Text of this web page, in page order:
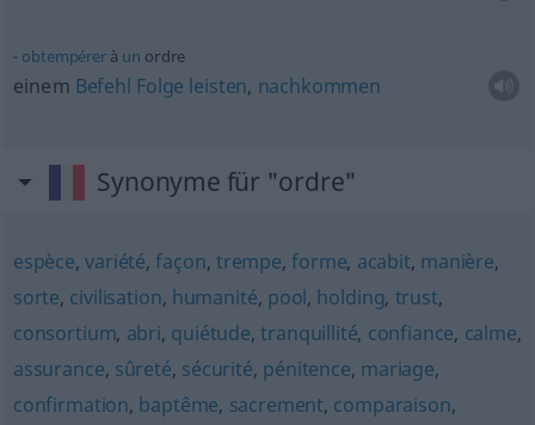
obtempérerà un ordre
einem Befehl Folge leisten, nachkommen
Synonyme für "ordre"
espèce,variété,façon, trempe,forme, acabit, manière,
sorte, civilisation, humanité, pool, holding, trust,
consortium, abri, quiétude,tranquillité, confiance, calme,
assurance, sûreté, sécurité, pénitence, mariage,
confirmation, baptême, sacrement, comparaison,